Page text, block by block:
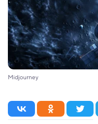
Midjourney